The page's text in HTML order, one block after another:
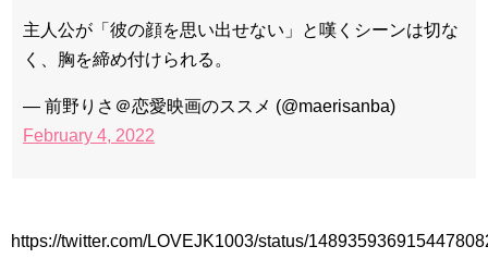
Powered by livedoor 相互RSS
主人公が「彼の顔を思い出せない」と嘆くシーンは切な
く、胸を締め付けられる。
— 前野りさ＠恋愛映画のススメ (@maerisanba)
February 4, 2022
https://twitter.com/LOVEJK1003/status/